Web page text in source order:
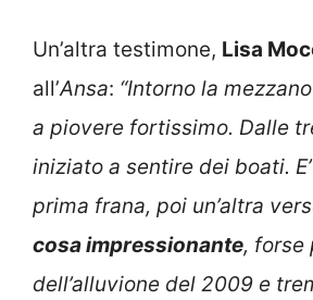
Un’altra testimone, Lisa
all’Ansa: “Intorno la
a piovere fortissimo. Dalle
iniziato a sentire dei boati.
prima frana, poi un’altra
cosa impressionante, forse
dell’alluvione del 2009 e